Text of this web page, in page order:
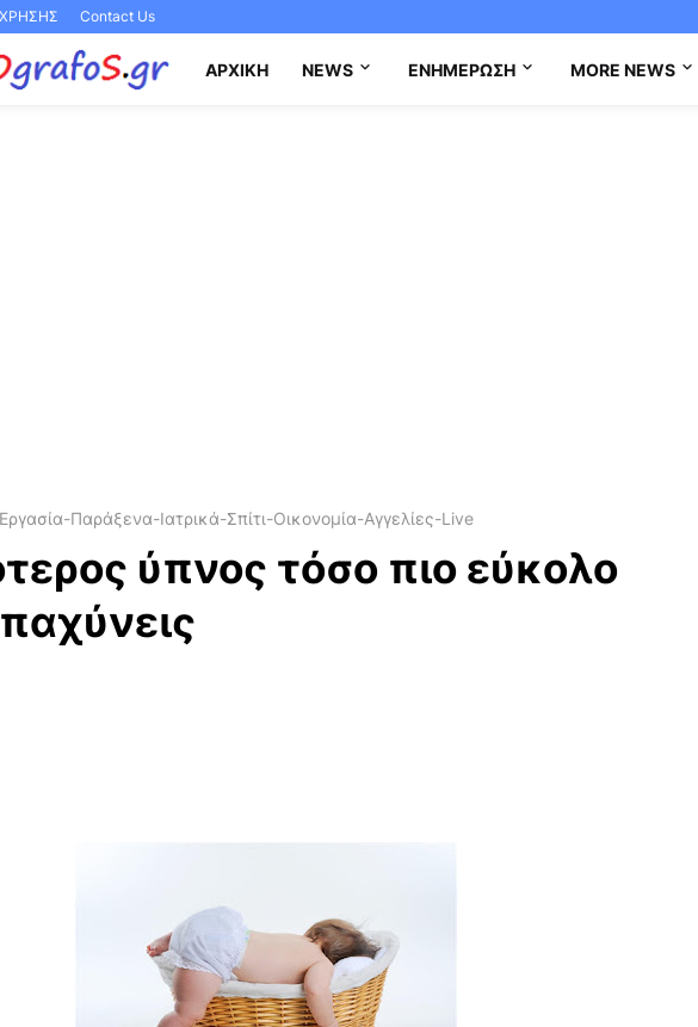
ΧΡΗΣΗΣ Contact Us
ΑΡΧΙΚΉ NEWS ΕΝΗΜΈΡΩΣΗ MORE NEWS
Παράξενα-Ιατρικά-Σπίτι-Οικονομία-Αγγελίες-Live
ύπνος τόσο πιο εύκολο